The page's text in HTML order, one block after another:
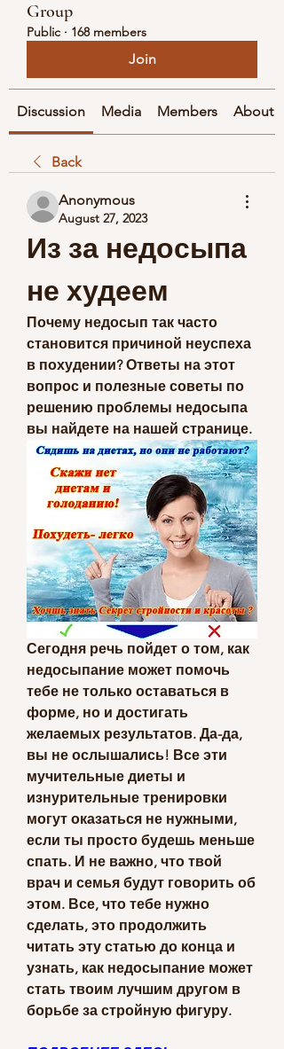
Group
Public · 168 members
Join
Discussion Media Members About
Back
Anonymous
August 27, 2023
Из за недосыпа
не худеем
Почему недосып так часто
становится причиной неуспеха
в похудении? Ответы на этот
вопрос и полезные советы по
решению проблемы недосыпа
вы найдете на нашей странице.
Сегодня речь пойдет о том, как
недосыпание может помочь
тебе не только оставаться в
форме, но и достигать
желаемых результатов. Да-да,
вы не ослышались! Все эти
мучительные диеты и
изнурительные тренировки
могут оказаться не нужными,
если ты просто будешь меньше
спать. И не важно, что твой
врач и семья будут говорить об
этом. Все, что тебе нужно
сделать, это продолжить
читать эту статью до конца и
узнать, как недосыпание может
стать твоим лучшим другом в
борьбе за стройную фигуру.